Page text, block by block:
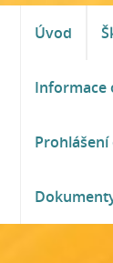
Úvod
Informace